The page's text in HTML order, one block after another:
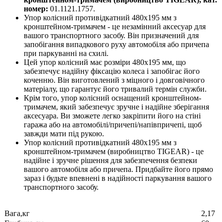
номер: 01.1121.1757.
Упор колісний противідкатний 480х195 мм з
кронштейном-тримачем - це незамінний аксесуар для
вашого транспортного засобу. Він призначений для
запобігання випадкового руху автомобіля або причепа
при паркуванні на схилі.
Цей упор колісний має розміри 480х195 мм, що
забезпечує надійну фіксацію колеса і запобігає його
коченню. Він виготовлений з міцного і довговічного
матеріалу, що гарантує його тривалий термін служби.
Крім того, упор колісний оснащений кронштейном-
тримачем, який забезпечує зручне і надійне зберігання
аксесуара. Ви зможете легко закріпити його на стіні
гаража або на автомобілі/причепі/напівпричепі, щоб
завжди мати під рукою.
Упор колісний противідкатний 480х195 мм з
кронштейном-тримачем (виробництво TIGEAR) - це
надійне і зручне рішення для забезпечення безпеки
вашого автомобіля або причепа. Придбайте його прямо
зараз і будьте впевнені в надійності паркування вашого
транспортного засобу.
Вага,кг
2,17